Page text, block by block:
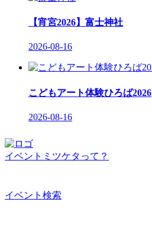
【宵宮2026】富士神社
2026-08-16
こどもアート体験ひろば2026
2026-08-16
イベントミツケタって？
イベント検索